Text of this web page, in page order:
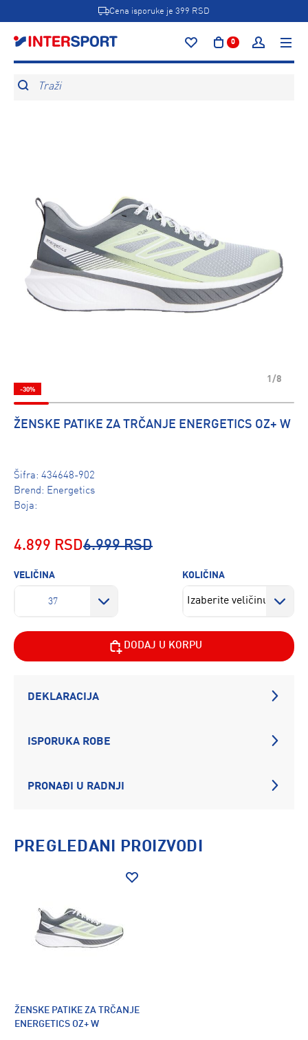
Cena isporuke je 399 RSD
0
Traži
1/8
-30%
ŽENSKE PATIKE ZA TRČANJE ENERGETICS OZ+ W
Šifra: 434648-902
Brend: Energetics
Boja:
4.899 RSD6.999 RSD
VELIČINA
37
KOLIČINA
DODAJ U KORPU
DEKLARACIJA
ISPORUKA ROBE
PRONAĐI U RADNJI
PREGLEDANI PROIZVODI
ŽENSKE PATIKE ZA TRČANJE
ENERGETICS OZ+ W